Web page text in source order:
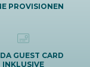
PROVISIONEN
GUEST CARD
INKLUSIVE